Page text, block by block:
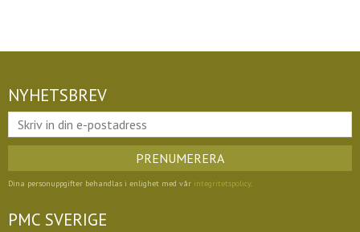
NYHETSBREV
PRENUMERERA
Dina personuppgifter behandlas i enlighet med vår integritetspolicy.
PMC SVERIGE